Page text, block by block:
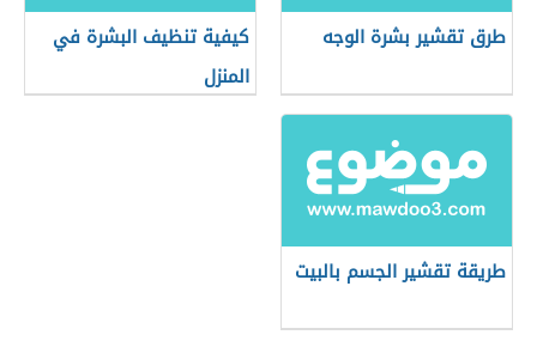
طرق تقشير بشرة الوجه
كيفية تنظيف البشرة في
المنزل
طريقة تقشير الجسم بالبيت